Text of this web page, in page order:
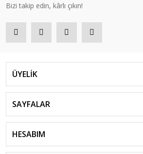
Bizi takip edin, kârlı çıkın!
ÜYELİK
SAYFALAR
HESABIM